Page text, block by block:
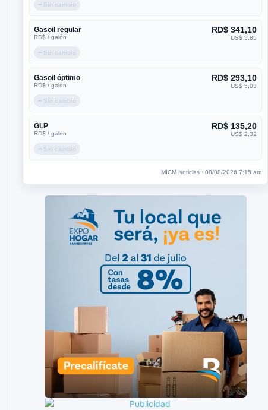
━ Sin cambio
Gasoil regular
RD$ / galón
RD$ 341,10
US$ 5,85
━ Sin cambio
Gasoil óptimo
RD$ / galón
RD$ 293,10
US$ 5,03
━ Sin cambio
GLP
RD$ / galón
RD$ 135,20
US$ 2,32
━ Sin cambio
MICM Noticias · 08/08/2026 7:15 am